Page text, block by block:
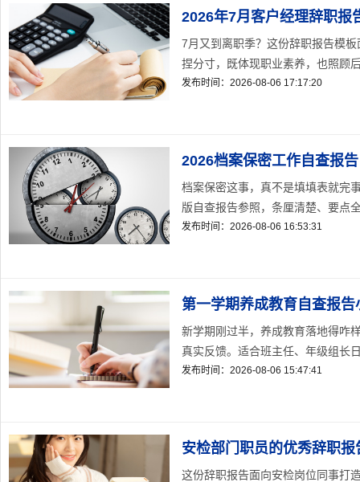
2026年7月客户经理辞职报
7月又到离职季？这份辞职报告模
捏分寸，既体现职业素养，也照顾
发布时间：2026-08-06 17:17:20
2026档案保密工作自查报告
档案保密这事，真不是填填表就完
版自查报告参照，条厘清楚、要点
发布时间：2026-08-06 16:53:31
第一学期养成教育自查报告
新学期刚过半，养成教育落地得咋
真实反馈。适合班主任、年级组长
发布时间：2026-08-06 15:47:41
安检部门职员的优秀辞职报
这份辞职报告面向安检岗位同事打